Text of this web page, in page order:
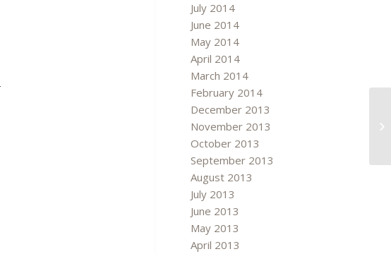
July 2014
June 2014
May 2014
April 2014
March 2014
February 2014
December 2013
November 2013
October 2013
September 2013
August 2013
July 2013
June 2013
May 2013
April 2013